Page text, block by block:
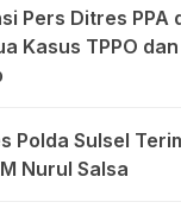
Pers Ditres PPA
Kasus TPPO
Polda Sulsel
Nurul Salsa